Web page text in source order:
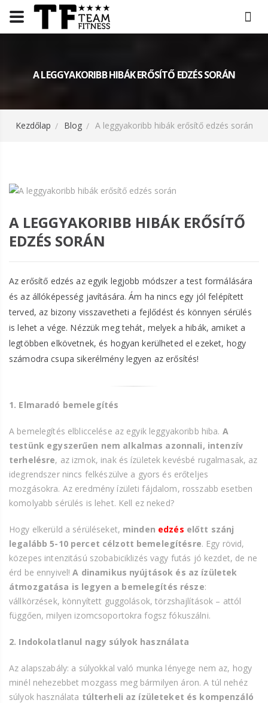
A LEGGYAKORIBB HIBÁK ERŐSÍTŐ EDZÉS SORÁN
Kezdőlap Blog A leggyakoribb hibák erősítő edzés során
A LEGGYAKORIBB HIBÁK ERŐSÍTŐ
EDZÉS SORÁN
Az erősítő edzés az egyik legjobb módszer a test formálására
és az állóképesség javítására. Ám ha nincs egy jól felépített
terved, az bizony visszavetheti a fejlődést és könnyen sérülés
is lehet a vége. Nézzük meg tehát, melyek a hibák, amiket a
legtöbben elkövetnek, és hogyan kerülheted el ezeket, hogy
számodra csupa sikerélmény legyen az erősítés!
1. Elmaradó bemelegítés
A bemelegítés elbliccelése az egyik leggyakoribb hiba. A
testünk egyszerűen nem alkalmas azonnali, intenzív
terhelésre, az izmok, inak és ízületek kevésbé rugalmasak, az
idegrendszer nincs felkészülve a gyors és erőteljes
mozgásokra. Az eredmény ízületi fájdalom, rosszabb esetben
komolyabb sérülés is lehet. Kell ez neked?
Hogy elkerüld a sérüléseket, minden edzés előtt szánj
legalább 5-10 percet célzott bemelegítésre. Egy rövid,
közepes intenzitású szobabiciklizés vagy futás jó kezdet, de ne
érd be ennyivel!A dinamikus nyújtások és az ízületek
átmozgatása is legyen a bemelegítés része:
vállkörzések, könnyített guggolások, törzshajlítások – attól
függően, milyen izomcsoportokra fogsz fókuszálni.
2. Indokolatlanul nagy súlyok használata
Az alapszabály: a súlyokkal való munka lényege nem az, hogy
minél nehezebbet mozgass meg bármilyen áron. A túl nehéz
súlyok használata túlterheli az ízületeket és kompenzáló